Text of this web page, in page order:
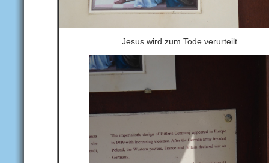
Jesus wird zum Tode verurteilt